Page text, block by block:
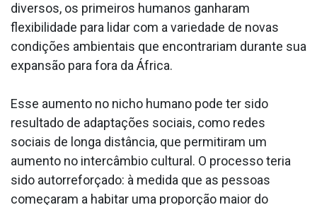
diversos, os primeiros humanos ganharam
flexibilidade para lidar com a variedade de novas
condições ambientais que encontrariam durante sua
expansão para fora da África.
Esse aumento no nicho humano pode ter sido
resultado de adaptações sociais, como redes
sociais de longa distância, que permitiram um
aumento no intercâmbio cultural. O processo teria
sido autorreforçado: à medida que as pessoas
começaram a habitar uma proporção maior do